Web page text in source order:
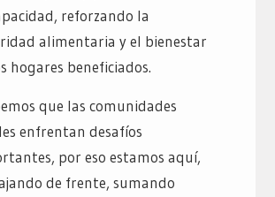
reforzando la
alimentaria y el bienestar
hogares beneficiados.
que las comunidades
enfrentan desafíos
por eso estamos aquí,
de frente, sumando